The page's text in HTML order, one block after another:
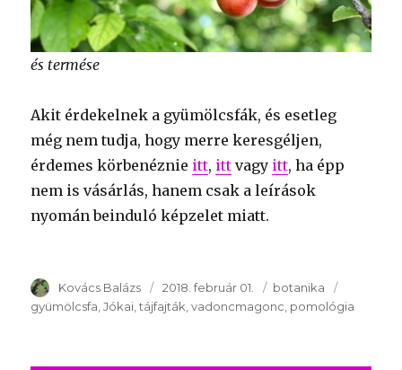
és termése
Akit érdekelnek a gyümölcsfák, és esetleg
még nem tudja, hogy merre keresgéljen,
érdemes körbenéznie itt, itt vagy itt, ha épp
nem is vásárlás, hanem csak a leírások
nyomán beinduló képzelet miatt.
Szerző
Kovács Balázs Publikálva
2018. február 01. Témakör
botanika
gyümölcsfa Jókai tájfajták vadoncmagonc pomológia